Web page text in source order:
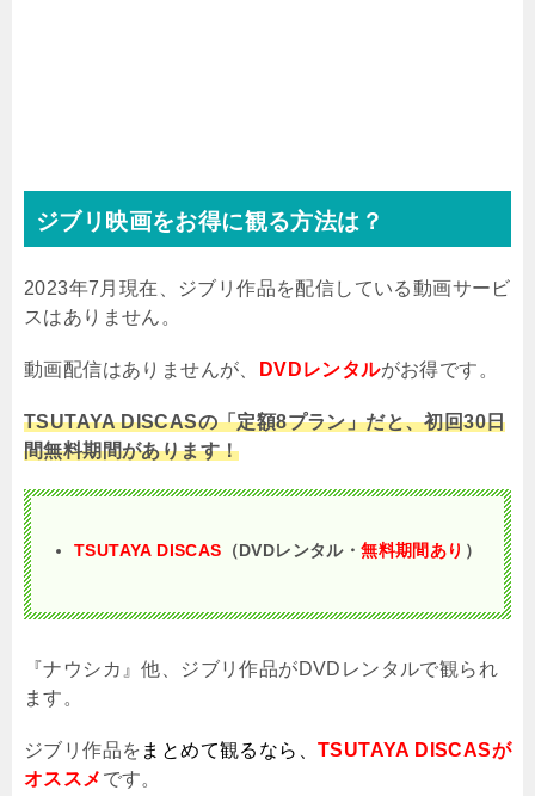
ジブリ映画をお得に観る方法は？
2023年7月現在、ジブリ作品を配信している動画サービ
スはありません。
動画配信はありませんが、 DVDレンタルがお得です。
TSUTAYA DISCASの「定額8プラン」だと、初回30日
間無料期間があります！
TSUTAYA DISCAS （DVDレンタル・無料期間あり ）
『ナウシカ』他、ジブリ作品がDVDレンタルで観られ
ます。
ジブリ作品を まとめて観るなら、TSUTAYA DISCASが
オススメ です。